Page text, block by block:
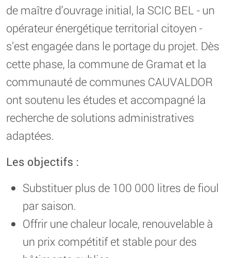
de maître d’ouvrage initial, la SCIC BEL - un
opérateur énergétique territorial citoyen -
s’est engagée dans le portage du projet. Dès
cette phase, la commune de Gramat et la
communauté de communes CAUVALDOR
ont soutenu les études et accompagné la
recherche de solutions administratives
adaptées.
Les objectifs :
Substituer plus de 100 000 litres de fioul
par saison.
Offrir une chaleur locale, renouvelable à
un prix compétitif et stable pour des